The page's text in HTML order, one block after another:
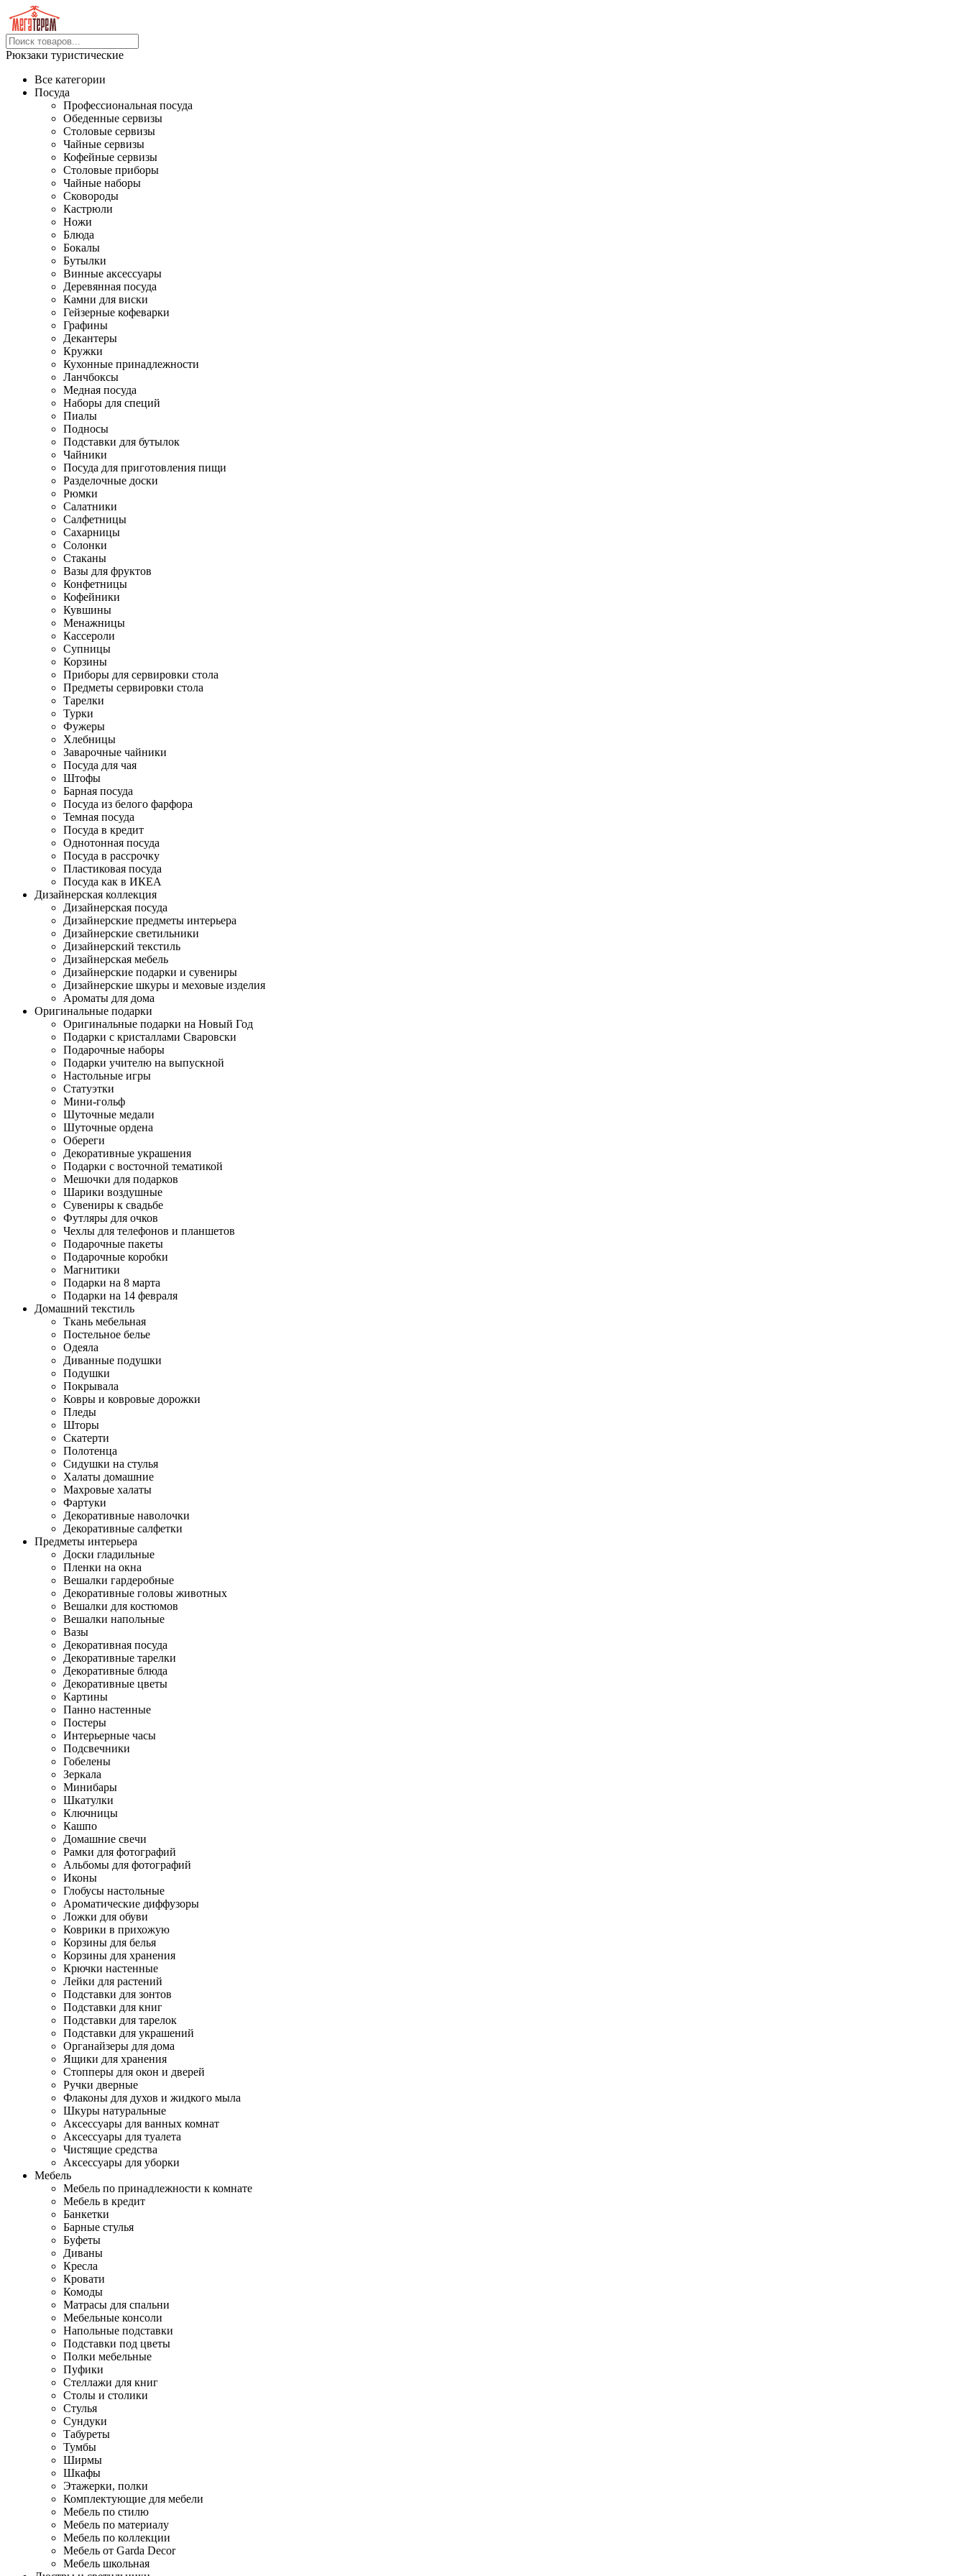
Рюкзаки туристические
Все категории
Посуда
Профессиональная посуда
Обеденные сервизы
Столовые сервизы
Чайные сервизы
Кофейные сервизы
Столовые приборы
Чайные наборы
Сковороды
Кастрюли
Ножи
Блюда
Бокалы
Бутылки
Винные аксессуары
Деревянная посуда
Камни для виски
Гейзерные кофеварки
Графины
Декантеры
Кружки
Кухонные принадлежности
Ланчбоксы
Медная посуда
Наборы для специй
Пиалы
Подносы
Подставки для бутылок
Чайники
Посуда для приготовления пищи
Разделочные доски
Рюмки
Салатники
Салфетницы
Сахарницы
Солонки
Стаканы
Вазы для фруктов
Конфетницы
Кофейники
Кувшины
Менажницы
Кассероли
Супницы
Корзины
Приборы для сервировки стола
Предметы сервировки стола
Тарелки
Турки
Фужеры
Хлебницы
Заварочные чайники
Посуда для чая
Штофы
Барная посуда
Посуда из белого фарфора
Темная посуда
Посуда в кредит
Однотонная посуда
Посуда в рассрочку
Пластиковая посуда
Посуда как в ИКЕА
Дизайнерская коллекция
Дизайнерская посуда
Дизайнерские предметы интерьера
Дизайнерские светильники
Дизайнерский текстиль
Дизайнерская мебель
Дизайнерские подарки и сувениры
Дизайнерские шкуры и меховые изделия
Ароматы для дома
Оригинальные подарки
Оригинальные подарки на Новый Год
Подарки с кристаллами Сваровски
Подарочные наборы
Подарки учителю на выпускной
Настольные игры
Статуэтки
Мини-гольф
Шуточные медали
Шуточные ордена
Обереги
Декоративные украшения
Подарки с восточной тематикой
Мешочки для подарков
Шарики воздушные
Сувениры к свадьбе
Футляры для очков
Чехлы для телефонов и планшетов
Подарочные пакеты
Подарочные коробки
Магнитики
Подарки на 8 марта
Подарки на 14 февраля
Домашний текстиль
Ткань мебельная
Постельное белье
Одеяла
Диванные подушки
Подушки
Покрывала
Ковры и ковровые дорожки
Пледы
Шторы
Скатерти
Полотенца
Сидушки на стулья
Халаты домашние
Махровые халаты
Фартуки
Декоративные наволочки
Декоративные салфетки
Предметы интерьера
Доски гладильные
Пленки на окна
Вешалки гардеробные
Декоративные головы животных
Вешалки для костюмов
Вешалки напольные
Вазы
Декоративная посуда
Декоративные тарелки
Декоративные блюда
Декоративные цветы
Картины
Панно настенные
Постеры
Интерьерные часы
Подсвечники
Гобелены
Зеркала
Минибары
Шкатулки
Ключницы
Кашпо
Домашние свечи
Рамки для фотографий
Альбомы для фотографий
Иконы
Глобусы настольные
Ароматические диффузоры
Ложки для обуви
Коврики в прихожую
Корзины для белья
Корзины для хранения
Крючки настенные
Лейки для растений
Подставки для зонтов
Подставки для книг
Подставки для тарелок
Подставки для украшений
Органайзеры для дома
Ящики для хранения
Стопперы для окон и дверей
Ручки дверные
Флаконы для духов и жидкого мыла
Шкуры натуральные
Аксессуары для ванных комнат
Аксессуары для туалета
Чистящие средства
Аксессуары для уборки
Мебель
Мебель по принадлежности к комнате
Мебель в кредит
Банкетки
Барные стулья
Буфеты
Диваны
Кресла
Кровати
Комоды
Матрасы для спальни
Мебельные консоли
Напольные подставки
Подставки под цветы
Полки мебельные
Пуфики
Стеллажи для книг
Столы и столики
Стулья
Сундуки
Табуреты
Тумбы
Ширмы
Шкафы
Этажерки, полки
Комплектующие для мебели
Мебель по стилю
Мебель по материалу
Мебель по коллекции
Мебель от Garda Decor
Мебель школьная